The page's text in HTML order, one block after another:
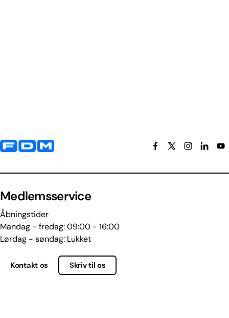
Yderligere information og kontaktoplysninger
Medlemsservice
Åbningstider
Mandag - fredag: 09:00 - 16:00
Lørdag - søndag: Lukket
Kontakt os Skriv til os